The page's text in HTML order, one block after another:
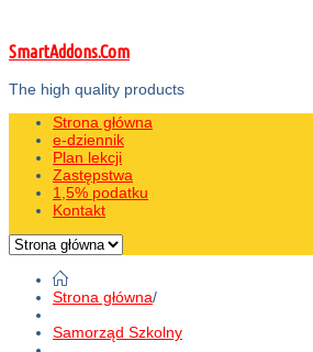
SmartAddons.Com
The high quality products
Strona główna
e-dziennik
Plan lekcji
Zastępstwa
1,5% podatku
Kontakt
Strona główna/
Samorząd Szkolny